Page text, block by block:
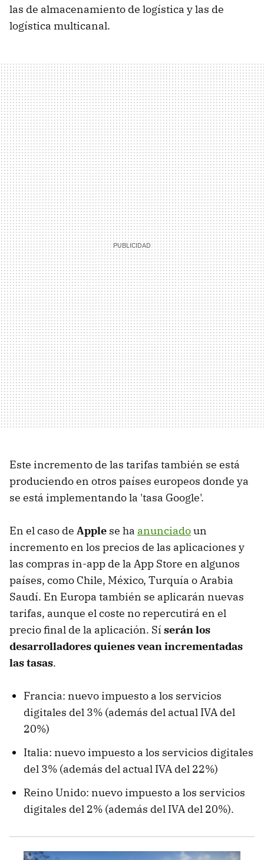
las de almacenamiento de logística y las de
logística multicanal.
Este incremento de las tarifas también se está
produciendo en otros países europeos donde ya
se está implementando la 'tasa Google'.
En el caso de Apple se ha anunciadoun
incremento en los precios de las aplicaciones y
las compras in-app de la App Store en algunos
países, como Chile, México, Turquía o Arabia
Saudí. En Europa también se aplicarán nuevas
tarifas, aunque el coste no repercutirá en el
precio final de la aplicación. Sí serán los
desarrolladores quienes vean incrementadas
las tasas.
Francia: nuevo impuesto a los servicios
digitales del 3% (además del actual IVA del
20%)
Italia: nuevo impuesto a los servicios digitales
del 3% (además del actual IVA del 22%)
Reino Unido: nuevo impuesto a los servicios
digitales del 2% (además del IVA del 20%).